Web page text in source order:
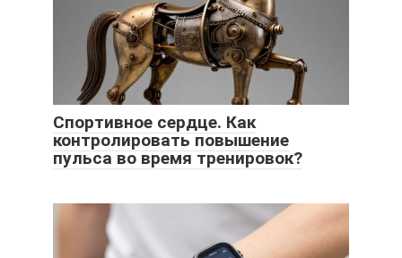
Спортивное сердце. Как
контролировать повышение
пульса во время тренировок?